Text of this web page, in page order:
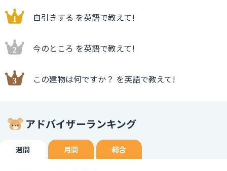
自引きする を英語で教えて!
今のところ を英語で教えて!
この建物は何ですか？ を英語で教えて!
アドバイザーランキング
週間 月間 総合